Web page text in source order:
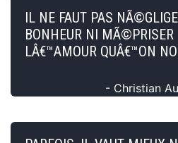
IL NE FAUT PAS
BONHEUR NI MÃ©PRISER
LÂ€™AMOUR QUÂ€™ON
- Christian